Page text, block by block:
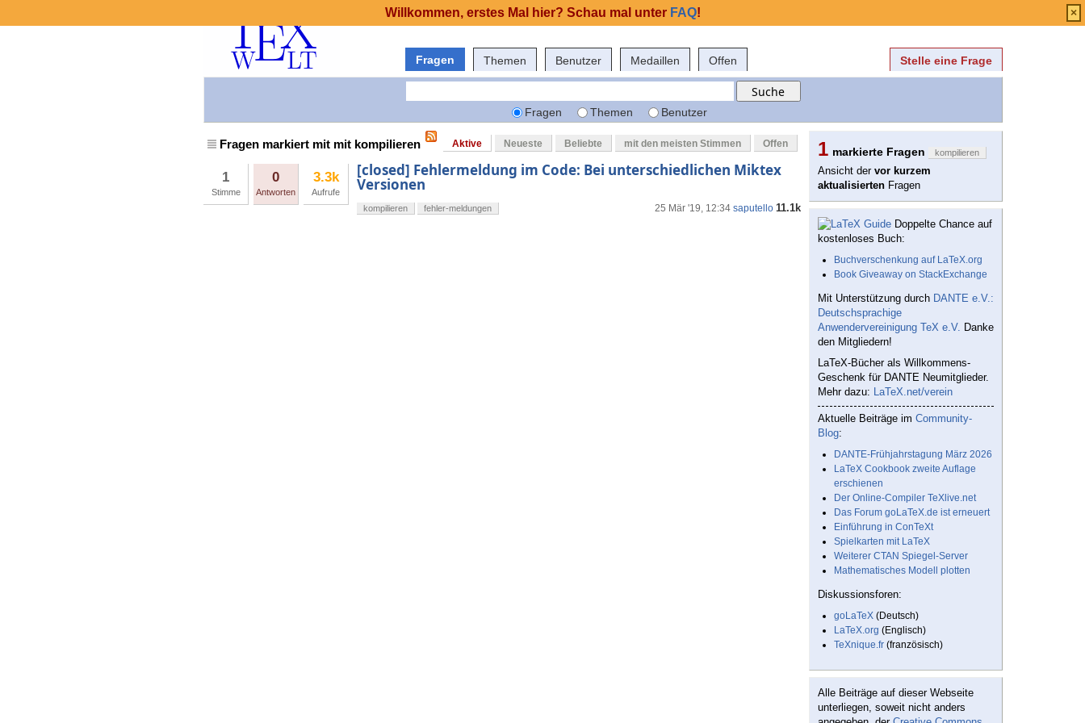
Fragen Themen Benutzer Medaillen Offen Stelle eine Frage
Fragen Themen Benutzer
Fragen markiert mit mit kompilieren Aktive Neueste Beliebte mit den meisten Stimmen Offen
1
Stimme
0
Antworten
3.3k
Aufrufe
[closed] Fehlermeldung im Code: Bei unterschiedlichen Miktex
Versionen
25 Mär '19, 12:34 saputello 11.1k
kompilieren fehler-meldungen
1 markierte Fragen kompilieren
Ansicht der vor kurzem
aktualisierten Fragen
Doppelte Chance auf
kostenloses Buch:
Buchverschenkung auf LaTeX.org
Book Giveaway on StackExchange
Mit Unterstützung durch DANTE e.V.:
Deutschsprachige
Anwendervereinigung TeX e.V. Danke
den Mitgliedern!
LaTeX-Bücher als Willkommens-
Geschenk für DANTE Neumitglieder.
Mehr dazu: LaTeX.net/verein
Aktuelle Beiträge im Community-
Blog:
DANTE-Frühjahrstagung März 2026
LaTeX Cookbook zweite Auflage
erschienen
Der Online-Compiler TeXlive.net
Das Forum goLaTeX.de ist erneuert
Einführung in ConTeXt
Spielkarten mit LaTeX
Weiterer CTAN Spiegel-Server
Mathematisches Modell plotten
Diskussionsforen:
goLaTeX (Deutsch)
LaTeX.org (Englisch)
TeXnique.fr (französisch)
Alle Beiträge auf dieser Webseite
unterliegen, soweit nicht anders
Willkommen, erstes Mal hier? Schau mal unter FAQ! ×